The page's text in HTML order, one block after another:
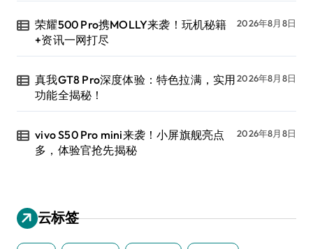
荣耀500 Pro携MOLLY来袭！玩机秘籍
+资讯一网打尽
2026年8月8日
真我GT8 Pro深度体验：特色拉满，实用
功能全揭秘！
2026年8月8日
vivo S50 Pro mini来袭！小屏旗舰亮点
多，体验官抢先揭秘
2026年8月8日
云标签